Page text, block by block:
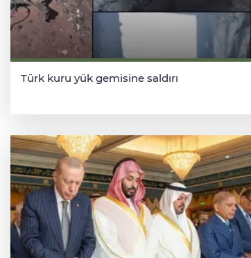
Türk kuru yük gemisine saldırı